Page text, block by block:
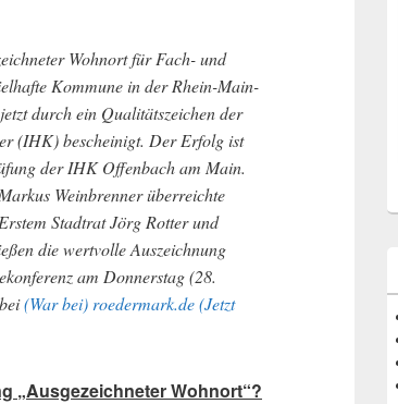
Wohnort für Fach- und
Kommune in der Rhein-Main-
durch ein Qualitätszeichen der
(IHK) bescheinigt. Der Erfolg ist
der IHK Offenbach am Main.
Weinbrenner überreichte
Stadtrat Jörg Rotter und
die wertvolle Auszeichnung
am Donnerstag (28.
(War bei) roedermark.de (Jetzt
„Ausgezeichneter Wohnort“?